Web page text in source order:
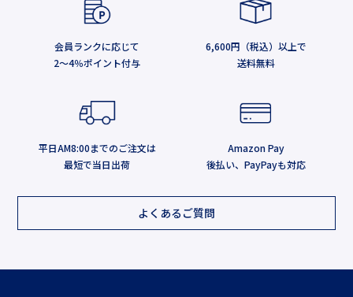
会員ランクに応じて
2～4％ポイント付与
6,600円（税込）以上で
送料無料
平日AM8:00までのご注文は
最短で当日出荷
Amazon Pay
後払い、PayPayも対応
よくあるご質問